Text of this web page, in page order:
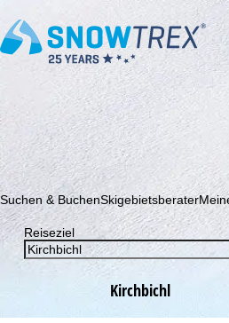
Abonnieren Sie unseren
Suchen & BuchenSkigebietsberater
Reiseziel
Kirchbichl